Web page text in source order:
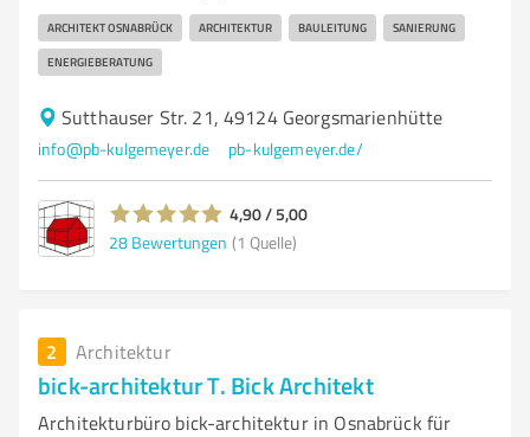
ARCHITEKT OSNABRÜCK ARCHITEKTUR BAULEITUNG SANIERUNG
ENERGIEBERATUNG
Sutthauser Str. 21, 49124 Georgsmarienhütte
info@pb-kulgemeyer.de pb-kulgemeyer.de/
4,90 / 5,00
28 Bewertungen (1 Quelle)
2 Architektur
bick-architektur T. Bick Architekt
Architekturbüro bick-architektur in Osnabrück für